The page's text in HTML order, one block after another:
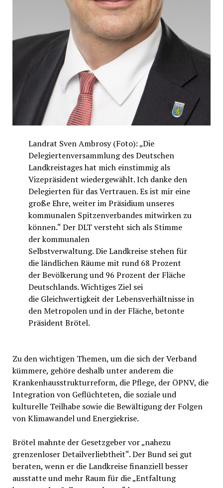
Landrat Sven Ambrosy (Foto): „Die
Delegiertenversammlung des Deutschen
Landkreistages hat mich einstimmig als
Vizepräsident wiedergewählt. Ich danke den
Delegierten für das Vertrauen. Es ist mir eine
große Ehre, weiter im Präsidium unseres
kommunalen Spitzenverbandes mitwirken zu
können.“ Der DLT versteht sich als Stimme
der kommunalen
Selbstverwaltung. Die Landkreise stehen für
die ländlichen Räume mit rund 68 Prozent
der Bevölkerung und 96 Prozent der Fläche
Deutschlands. Wichtiges Ziel sei
die Gleichwertigkeit der Lebensverhältnisse in
den Metropolen und in der Fläche, betonte
Präsident Brötel.
Zu den wichtigen Themen, um die sich der Verband
kümmere, gehöre deshalb unter anderem die
Krankenhausstrukturreform, die Pflege, der ÖPNV, die
Integration von Geflüchteten, die soziale und
kulturelle Teilhabe sowie die Bewältigung der Folgen
von Klimawandel und Energiekrise.
Brötel mahnte der Gesetzgeber vor „nahezu
grenzenloser Detailverliebtheit“. Der Bund sei gut
beraten, wenn er die Landkreise finanziell besser
ausstatte und mehr Raum für die „Entfaltung